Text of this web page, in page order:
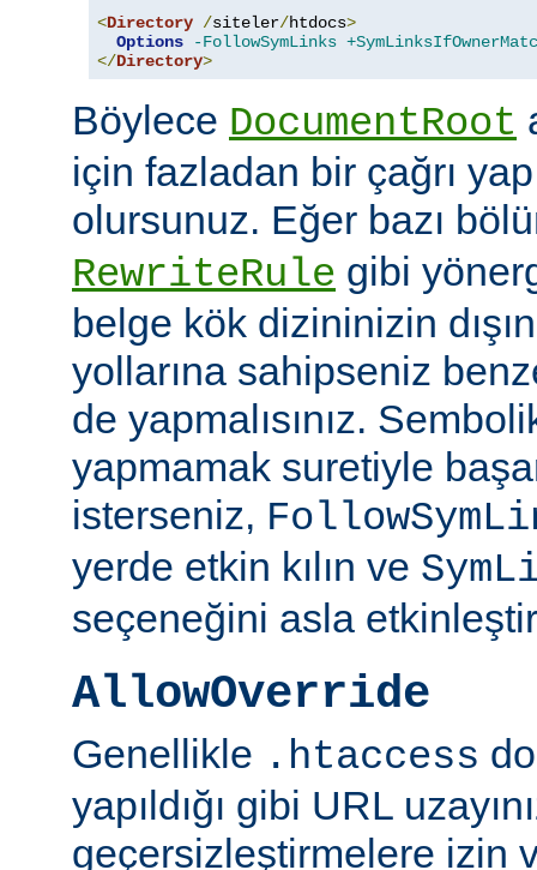
<Directory /siteler/htdocs>
Options
-FollowSymLinks
</Directory>
Böylece DocumentRoot
için fazladan bir çağrı
olursunuz. Eğer bazı
RewriteRule gibi
belge kök dizininizin
yollarına sahipseniz
de yapmalısınız.
yapmamak suretiyle
isterseniz,
yerde etkin kılın ve
seçeneğini asla
AllowOverride
Genellikle .htaccess
yapıldığı gibi URL
geçersizleştirmelere izin